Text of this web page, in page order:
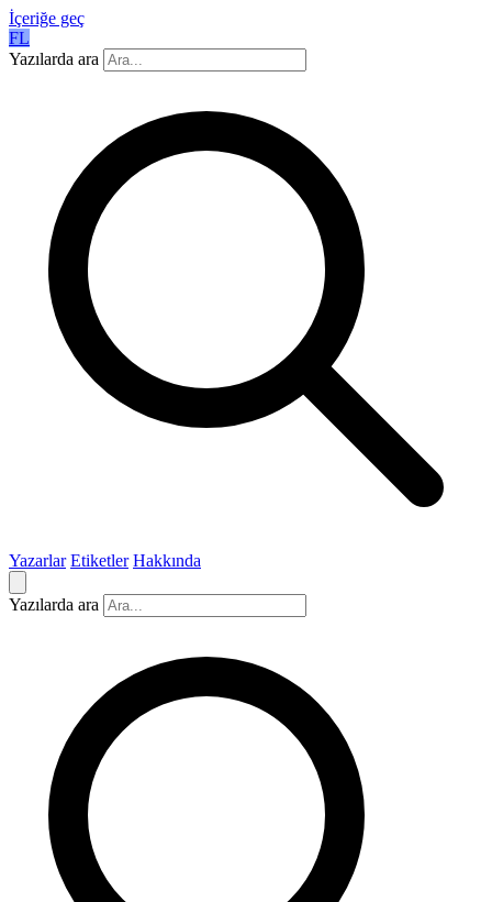
İçeriğe geç
FL
Yazılarda ara
Yazarlar Etiketler Hakkında
Yazılarda ara